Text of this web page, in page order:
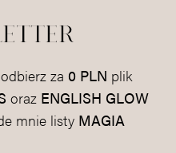
za 0 PLN plik
oraz ENGLISH GLOW
mnie listy MAGIA